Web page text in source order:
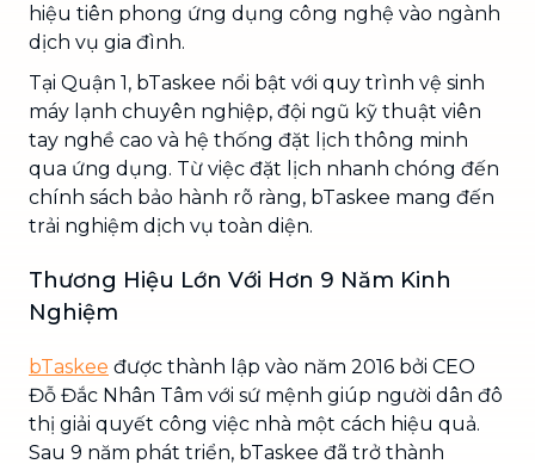
hiệu tiên phong ứng dụng công nghệ vào ngành
dịch vụ gia đình.
Tại Quận 1, bTaskee nổi bật với quy trình vệ sinh
máy lạnh chuyên nghiệp, đội ngũ kỹ thuật viên
tay nghề cao và hệ thống đặt lịch thông minh
qua ứng dụng. Từ việc đặt lịch nhanh chóng đến
chính sách bảo hành rõ ràng, bTaskee mang đến
trải nghiệm dịch vụ toàn diện.
Thương Hiệu Lớn Với Hơn 9 Năm Kinh
Nghiệm
bTaskee được thành lập vào năm 2016 bởi CEO
Đỗ Đắc Nhân Tâm với sứ mệnh giúp người dân đô
thị giải quyết công việc nhà một cách hiệu quả.
Sau 9 năm phát triển, bTaskee đã trở thành